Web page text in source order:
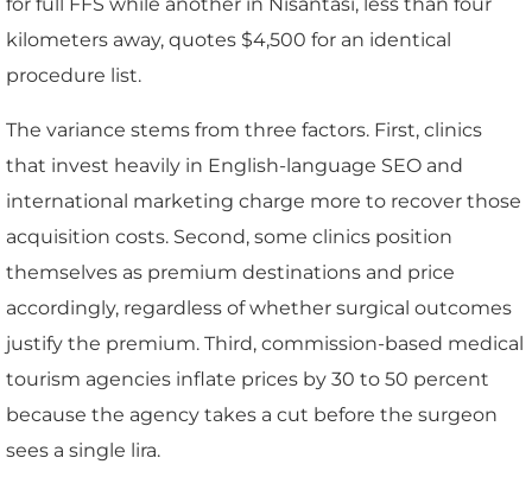
kilometers away, quotes $4,500 for an identical
procedure list.
The variance stems from three factors. First, clinics
that invest heavily in English-language SEO and
international marketing charge more to recover those
acquisition costs. Second, some clinics position
themselves as premium destinations and price
accordingly, regardless of whether surgical outcomes
justify the premium. Third, commission-based medical
tourism agencies inflate prices by 30 to 50 percent
because the agency takes a cut before the surgeon
sees a single lira.